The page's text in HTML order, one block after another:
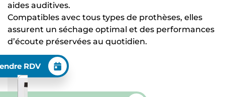
aides auditives.
Compatibles avec tous types de prothèses, elles
assurent un séchage optimal et des performances
d’écoute préservées au quotidien.
RDV